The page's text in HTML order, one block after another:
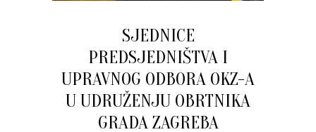
SJEDNICE
PREDSJEDNIŠTVA I
UPRAVNOG ODBORA OKZ-A
U UDRUŽENJU OBRTNIKA
GRADA ZAGREBA